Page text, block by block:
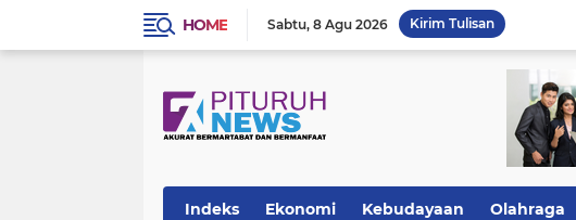
HOME Sabtu 8 Agu 2026 Kirim Tulisan
Indeks Ekonomi Kebudayaan Olahraga